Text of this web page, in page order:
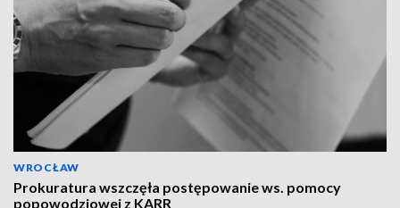
WROCŁAW
Prokuratura wszczęła postępowanie ws. pomocy
popowodziowej z KARR